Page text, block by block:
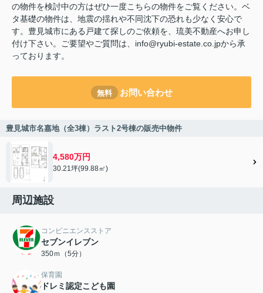
の物件を検討中の方はぜひ一度こちらの物件をご覧ください。ベ
タ基礎の物件は、地震の揺れや不同沈下の恐れも少なく安心で
す。豊見城市にある戸建て探しのご依頼を、琉美不動産へお申し
付け下さい。ご要望やご質問は、info@ryubi-estate.co.jpから承
っております。
無料 お問い合わせ
豊見城市名嘉地（全3棟）ラスト2号棟の販売中物件
4,580万円
30.21坪(99.88㎡)
周辺施設
コンビニエンスストア
セブンイレブン
350ｍ（5分）
保育園
ドレミ認定こども園